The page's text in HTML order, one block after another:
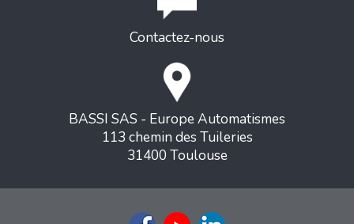
Contactez-nous
BASSI SAS - Europe Automatismes
113 chemin des Tuileries
31400 Toulouse